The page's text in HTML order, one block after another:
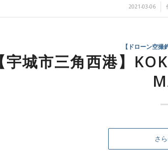
2021-03-06
/
【ドローン空撮
【宇城市三角西港】
さ